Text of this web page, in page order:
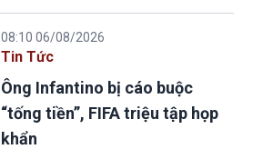
08:10 06/08/2026
Tin Tức
Ông Infantino bị cáo buộc
“tống tiền”, FIFA triệu tập họp
khẩn